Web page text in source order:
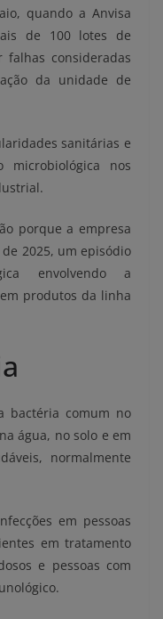
quando a Anvisa
de 100 lotes de
consideradas
da unidade de
sanitárias e
microbiológica nos
porque a empresa
2025, um episódio
envolvendo a
em produtos da linha
bactéria comum no
água, no solo e em
normalmente
em pessoas
em tratamento
e pessoas com